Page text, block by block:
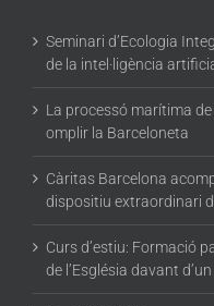
Seminari d’Ecologia
de la intel·ligència
La processó marítima
omplir la Barceloneta
Càritas Barcelona
dispositiu extraordinari
Curs d’estiu: Formació
de l’Església davant